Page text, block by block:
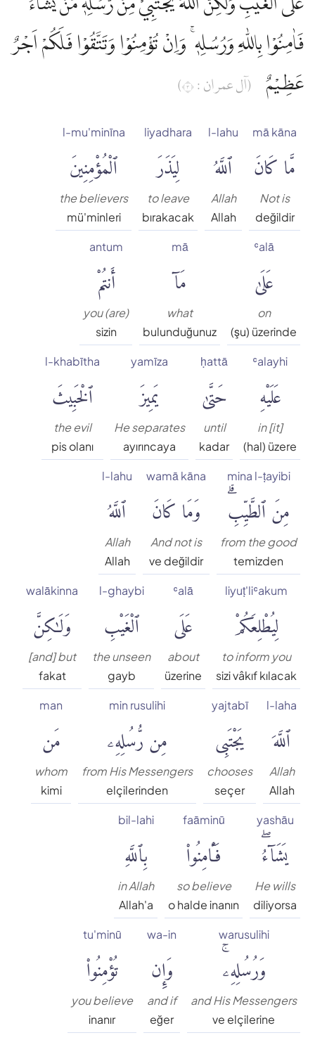
Muhammed Esed
Muslim Shahin
Shaban Britch
Süleyman Ateş
Tefhim-ul Kuran
Yaşar Nuri Öztürk
فَاٰمِنُوْا بِاللّٰهِ وَرُسُلِهٖ ۚ وَاِنْ تُؤْمِنُوْا وَتَتَّقُوْا فَلَكُمْ اَجْرٌ
عَظِيْمٌ
(آل عمران : ٣)
mā kāna
مَّا كَانَ
Not is
değildir
l-lahu
ٱللَّهُ
Allah
Allah
liyadhara
لِيَذَرَ
to leave
bırakacak
l-mu'minīna
ٱلْمُؤْمِنِينَ
the believers
mü'minleri
ʿalā
عَلَىٰ
on
(şu) üzerinde
mā
مَآ
what
bulunduğunuz
antum
أَنتُمْ
you (are)
sizin
ʿalayhi
عَلَيْهِ
in [it]
(hal) üzere
ḥattā
حَتَّىٰ
until
kadar
yamīza
يَمِيزَ
He separates
ayırıncaya
l-khabītha
ٱلْخَبِيثَ
the evil
pis olanı
mina l-ṭayibi
مِنَ ٱلطَّيِّبِۗ
from the good
temizden
wamā kāna
وَمَا كَانَ
And not is
ve değildir
l-lahu
ٱللَّهُ
Allah
Allah
liyuṭ'liʿakum
لِيُطْلِعَكُمْ
to inform you
sizi vâkıf kılacak
ʿalā
عَلَى
about
üzerine
l-ghaybi
ٱلْغَيْبِ
the unseen
gayb
walākinna
وَلَٰكِنَّ
[and] but
fakat
l-laha
ٱللَّهَ
Allah
Allah
yajtabī
يَجْتَبِى
chooses
seçer
min rusulihi
مِن رُّسُلِهِۦ
from His Messengers
elçilerinden
man
مَن
whom
kimi
yashāu
يَشَآءُۖ
He wills
diliyorsa
faāminū
فَـَٔامِنُوا۟
so believe
o halde inanın
bil-lahi
بِٱللَّهِ
in Allah
Allah'a
warusulihi
وَرُسُلِهِۦۚ
and His Messengers
ve elçilerine
wa-in
وَإِن
and if
eğer
tu'minū
تُؤْمِنُوا۟
you believe
inanır